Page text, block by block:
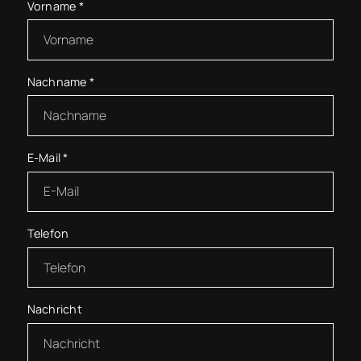
Vorname *
Nachname *
E-Mail*
Telefon
Nachricht